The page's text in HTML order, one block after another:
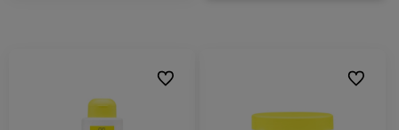
Do ulubionych Do